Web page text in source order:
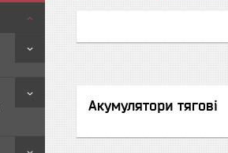
Акумулятори тягові